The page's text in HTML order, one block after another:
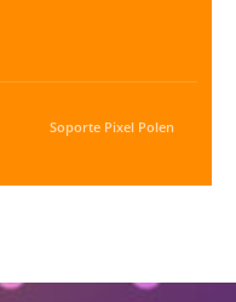
Soporte Pixel Polen